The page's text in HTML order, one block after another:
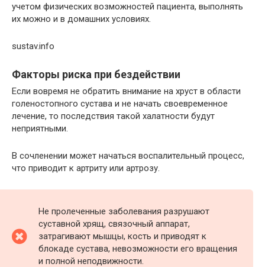
учетом физических возможностей пациента, выполнять
их можно и в домашних условиях.
sustav.info
Факторы риска при бездействии
Если вовремя не обратить внимание на хруст в области
голеностопного сустава и не начать своевременное
лечение, то последствия такой халатности будут
неприятными.
В сочленении может начаться воспалительный процесс,
что приводит к артриту или артрозу.
Не пролеченные заболевания разрушают
суставной хрящ, связочный аппарат,
затрагивают мышцы, кость и приводят к
блокаде сустава, невозможности его вращения
и полной неподвижности.